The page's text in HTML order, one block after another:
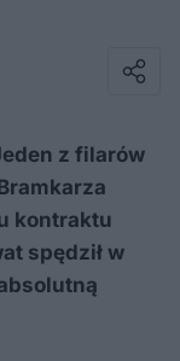
z filarów
kontraktu
spędził w